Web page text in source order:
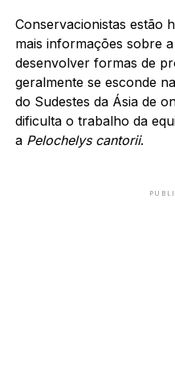
Conservacionistas estão
mais informações sobre
desenvolver formas de
geralmente se esconde
do Sudestes da Ásia de
dificulta o trabalho da
a Pelochelys cantorii.